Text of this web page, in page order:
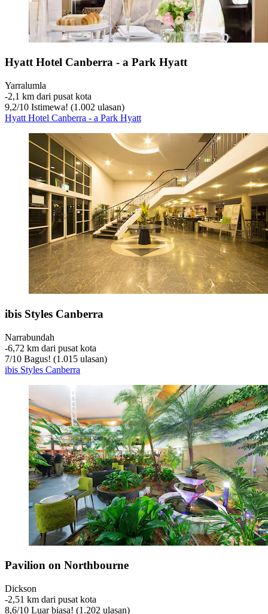
Hyatt Hotel Canberra - a Park Hyatt
Yarralumla
‐2,1 km dari pusat kota
9,2/10 Istimewa! (1.002 ulasan)
Hyatt Hotel Canberra - a Park Hyatt
ibis Styles Canberra
Narrabundah
‐6,72 km dari pusat kota
7/10 Bagus! (1.015 ulasan)
ibis Styles Canberra
Pavilion on Northbourne
Dickson
‐2,51 km dari pusat kota
8,6/10 Luar biasa! (1.202 ulasan)